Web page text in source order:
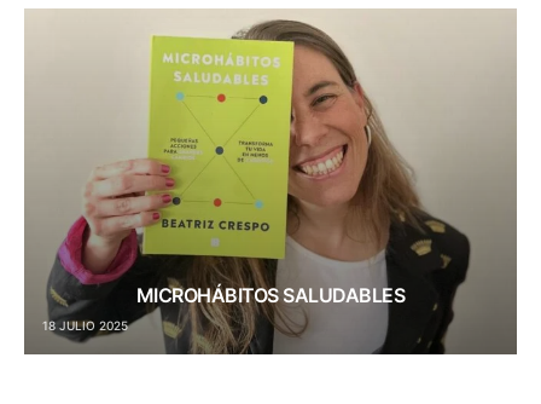
MICROHÁBITOS SALUDABLES
18 JULIO 2025